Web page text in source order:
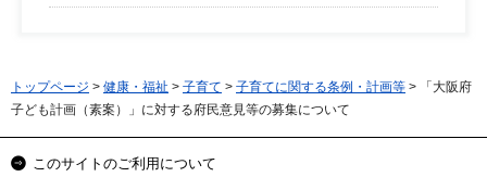
トップページ > 健康・福祉 > 子育て > 子育てに関する条例・計画等 > 「大阪府
子ども計画（素案）」に対する府民意見等の募集について
このサイトのご利用について